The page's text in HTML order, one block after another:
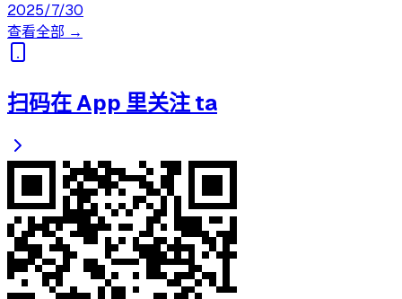
2025/7/30
查看全部 →
扫码在 App 里关注 ta